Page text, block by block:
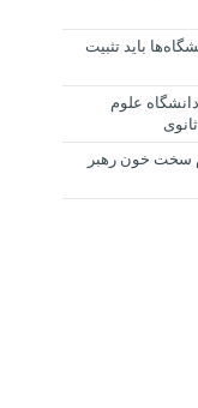
باید تثبیت
علوم
سخت خون رهبر